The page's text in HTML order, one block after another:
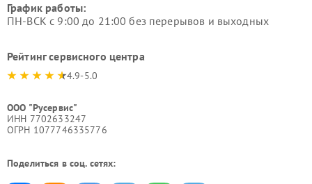
График работы:
ПН-ВСК с 9:00 до 21:00 без перерывов и выходных
Рейтинг сервисного центра
4.9-5.0
ООО "Русервис"
ИНН 7702633247
ОГРН 1077746335776
Поделиться в соц. сетях: